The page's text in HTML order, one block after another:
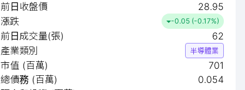
前日收盤價
28.95
漲跌
-0.05 (-0.17%)
前日成交量(張)
62
產業類別
半導體業
市值 (百萬)
701
總債務 (百萬)
0.054